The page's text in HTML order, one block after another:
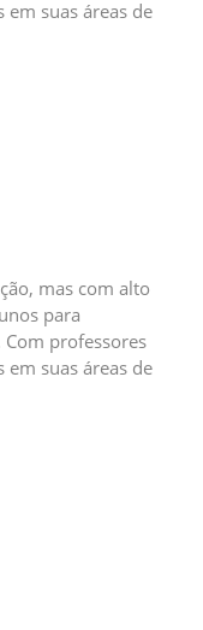
suas áreas de
mas com alto
para
professores
suas áreas de